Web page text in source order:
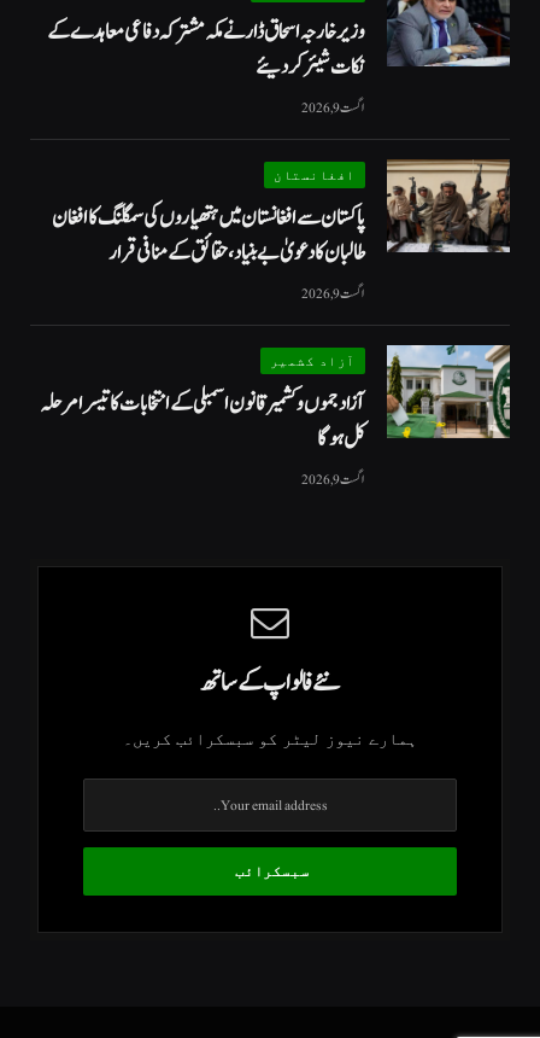
وزیر خارجہ اسحاق ڈار نے مکہ مشترکہ دفاعی معاہدے کے
نکات شیئر کردیئے
اگست 9, 2026
افغانستان
پاکستان سے افغانستان میں ہتھیاروں کی سمگلنگ کا افغان
طالبان کا دعویٰ بے بنیاد، حقائق کے منافی قرار
اگست 9, 2026
آزاد کشمیر
آزاد جموں و کشمیر قانون اسمبلی کے انتخابات کا تیسرا مرحلہ
کل ہوگا
اگست 9, 2026
نئے فالو اپ کے ساتھ
ہمارے نیوز لیٹر کو سبسکرائب کریں۔